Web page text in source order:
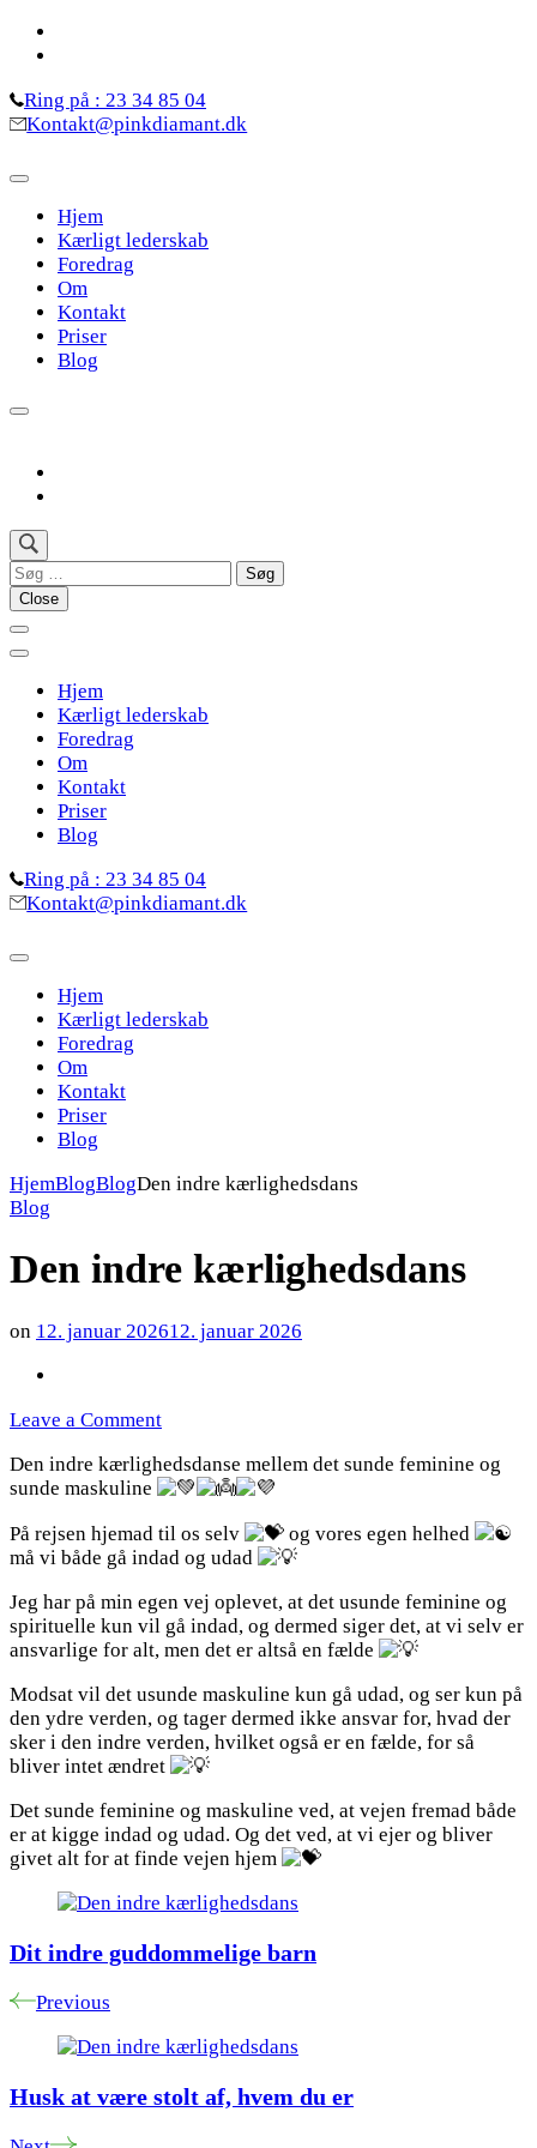
Skip
(Press
Enter)
Ring på : 23 34 85 04
Kontakt@pinkdiamant.dk
Hjem
Kærligt lederskab
Foredrag
Om
Kontakt
Priser
Blog
Søg
efter:
Close
Hjem
Kærligt lederskab
Foredrag
Om
Kontakt
Priser
Blog
Ring på : 23 34 85 04
Kontakt@pinkdiamant.dk
Hjem
Kærligt lederskab
Foredrag
Om
Kontakt
Priser
Blog
HjemBlogBlogDen indre kærlighedsdans
Blog
Den indre kærlighedsdans
on 12. januar 202612. januar 2026
Leave a Commenton
indre
kærlighedsdans
Den indre kærlighedsdanse mellem det sunde feminine og
sunde maskuline
På rejsen hjemad til os selv
og vores egen helhed
må vi både gå indad og udad
Jeg har på min egen vej oplevet, at det usunde feminine og
spirituelle kun vil gå indad, og dermed siger det, at vi selv er
ansvarlige for alt, men det er altså en fælde
Modsat vil det usunde maskuline kun gå udad, og ser kun på
den ydre verden, og tager dermed ikke ansvar for, hvad der
sker i den indre verden, hvilket også er en fælde, for så
bliver intet ændret
Det sunde feminine og maskuline ved, at vejen fremad både
er at kigge indad og udad. Og det ved, at vi ejer og bliver
givet alt for at finde vejen hjem
Post
Navigation
Dit indre guddommelige barn
Previous
Husk at være stolt af, hvem du er